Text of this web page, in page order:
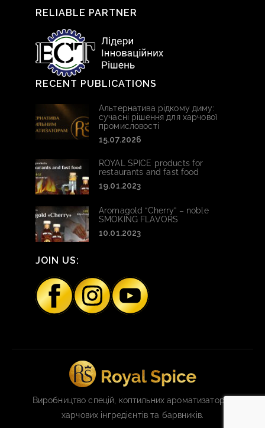
RELIABLE PARTNER
RECENT PUBLICATIONS
Альтернатива рідкому диму:
сучасні рішення для харчової
промисловості
15.07.2026
ROYAL SPICE products for
restaurants and fast food
19.01.2023
Aromagold “Cherry” – noble
SMOKING FLAVORS
10.01.2023
JOIN US:
Виробництво спецій, коптильних ароматизаторів,
харчових інгредієнтів та барвників.